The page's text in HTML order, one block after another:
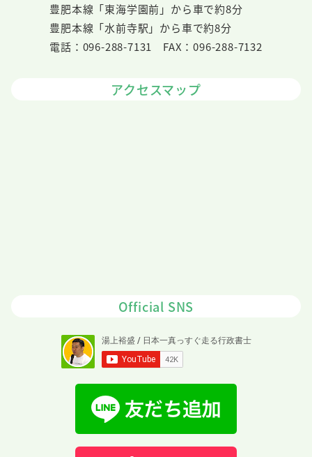
豊肥本線「東海学園前」から車で約8分
豊肥本線「水前寺駅」から車で約8分
電話：096-288-7131 FAX：096-288-7132
アクセスマップ
Official SNS